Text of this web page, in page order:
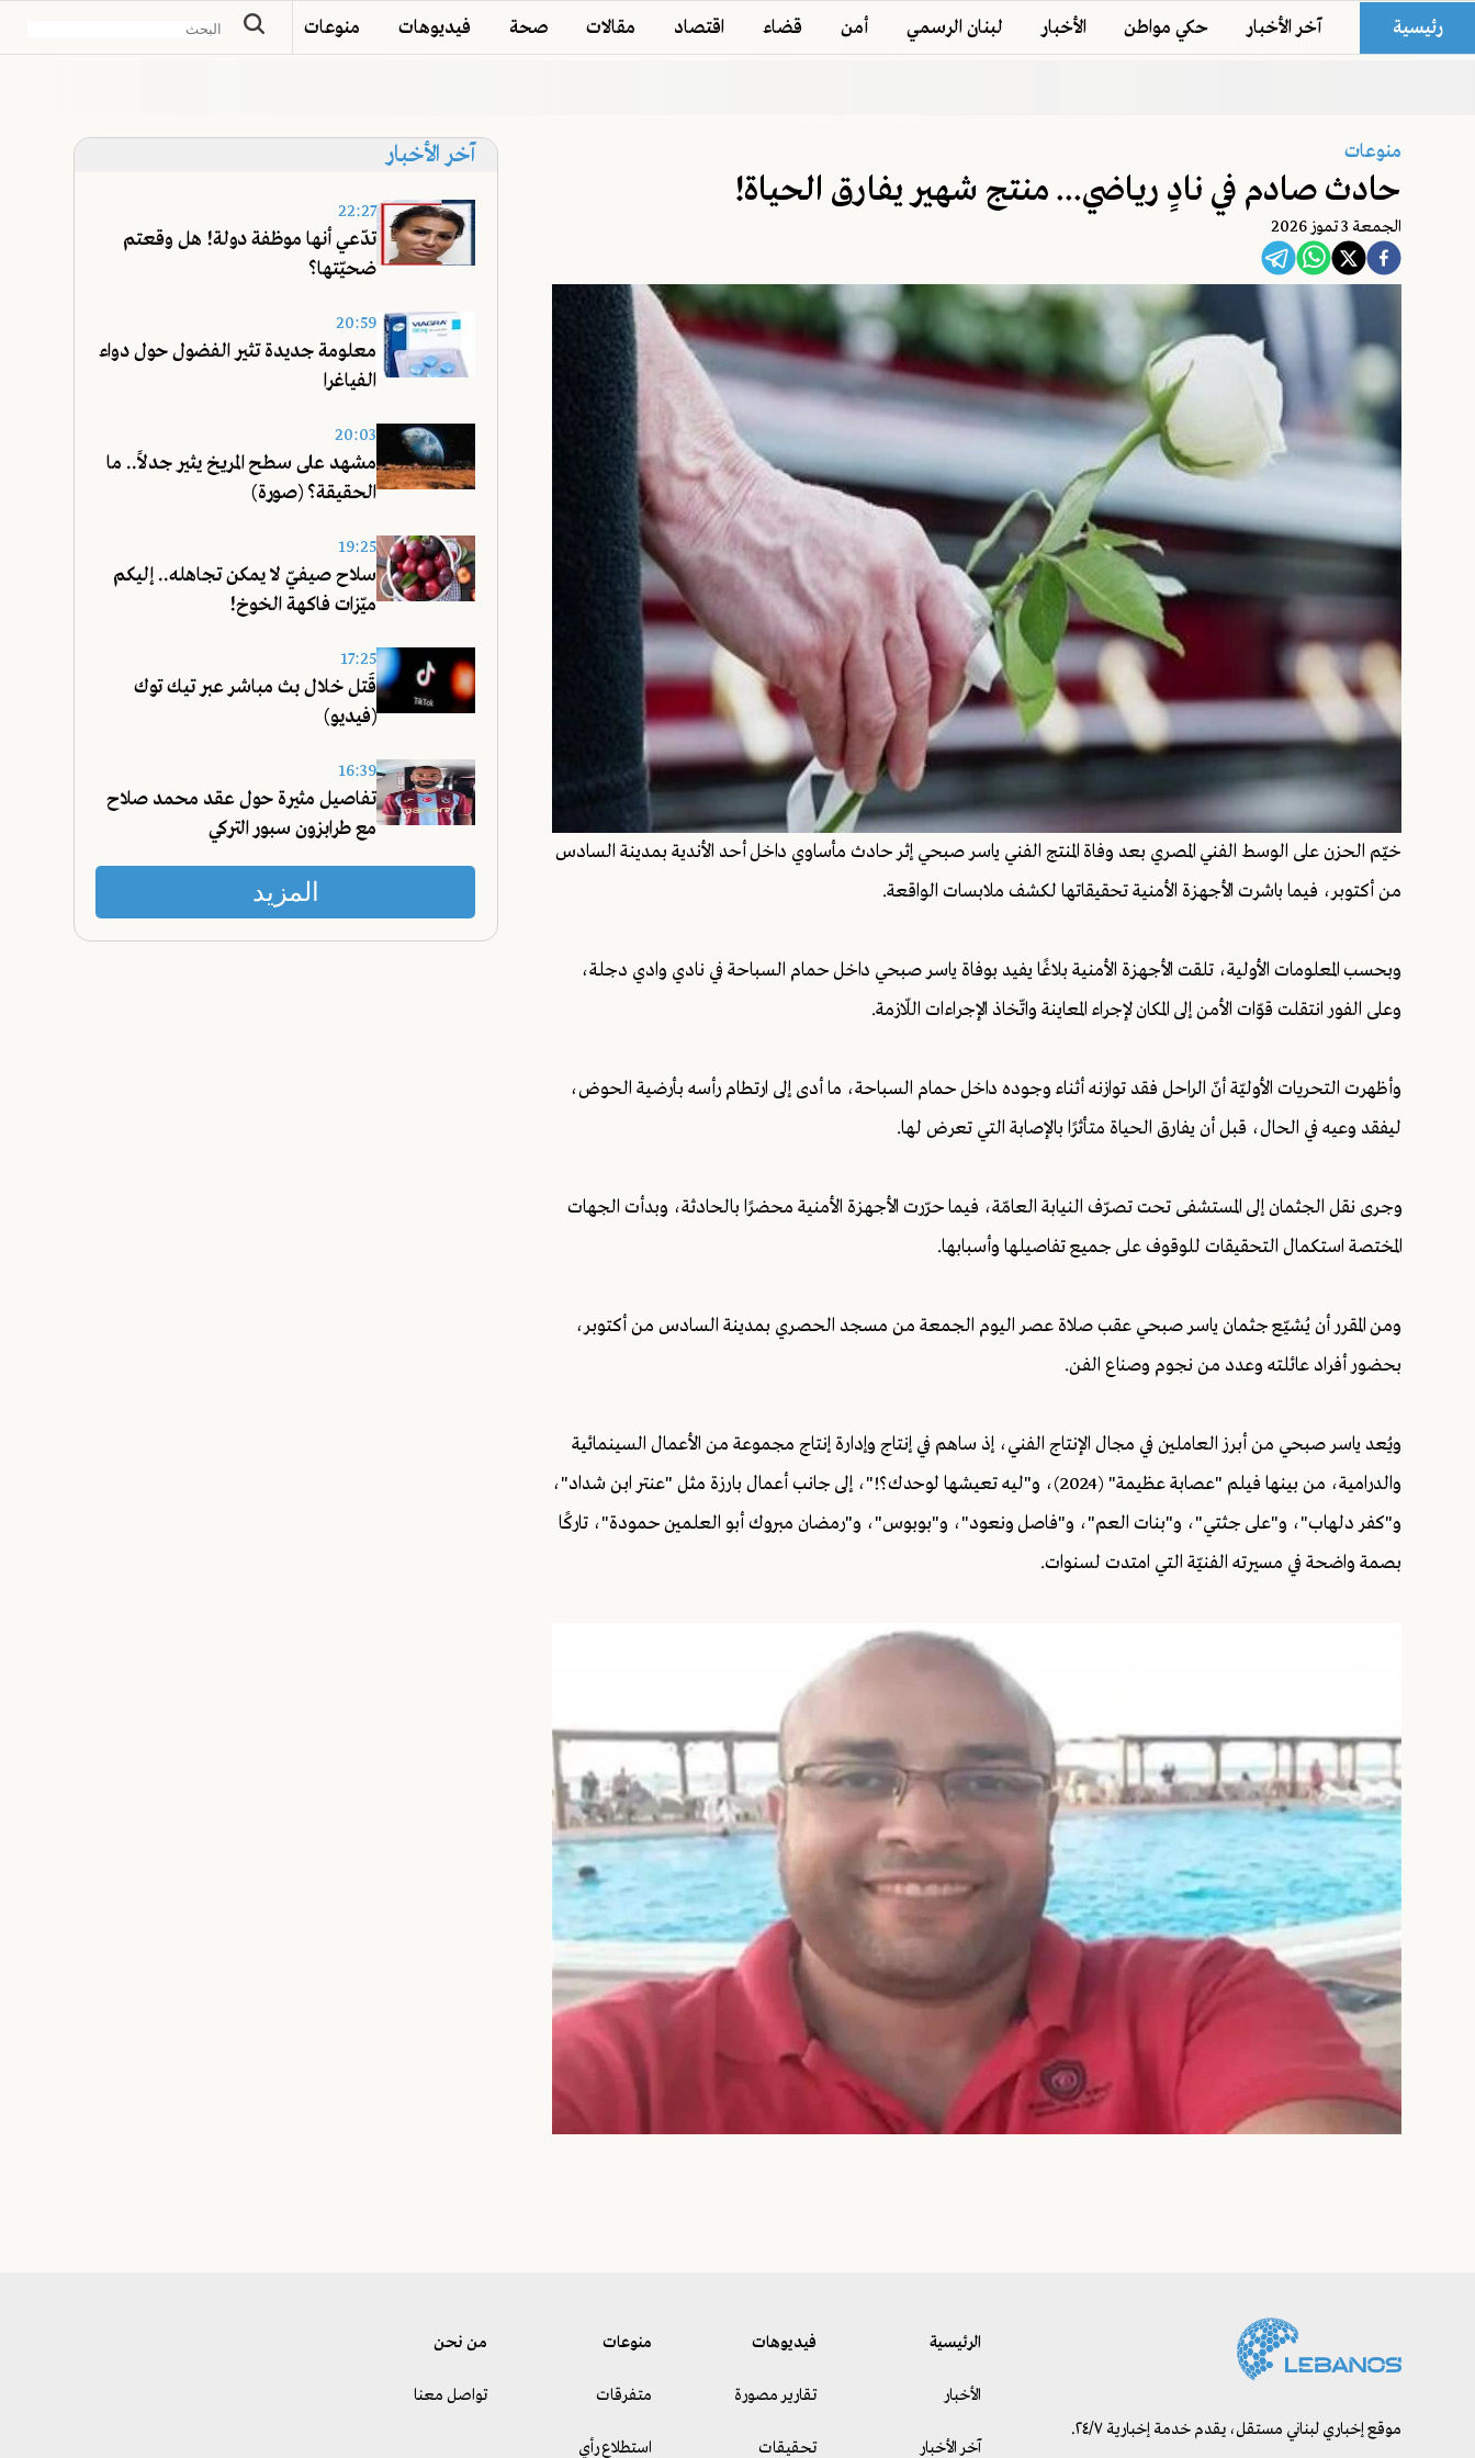
رئيسية آخر الأخبار حكي مواطن الأخبار لبنان الرسمي أمن قضاء اقتصاد مقالات صحة فيديوهات منوعات
منوعات
حادث صادم في نادٍ رياضي... منتج شهير يفارق الحياة!
الجمعة 3 تموز 2026
خيّم الحزن على الوسط الفني المصري بعد وفاة المنتج الفني ياسر صبحي إثر حادث مأساوي داخل أحد الأندية بمدينة السادس
من أكتوبر، فيما باشرت الأجهزة الأمنية تحقيقاتها لكشف ملابسات الواقعة.
وبحسب المعلومات الأولية، تلقت الأجهزة الأمنية بلاغًا يفيد بوفاة ياسر صبحي داخل حمام السباحة في نادي وادي دجلة،
وعلى الفور انتقلت قوّات الأمن إلى المكان لإجراء المعاينة واتّخاذ الإجراءات اللّازمة.
وأظهرت التحريات الأوليّة أنّ الراحل فقد توازنه أثناء وجوده داخل حمام السباحة، ما أدى إلى ارتطام رأسه بأرضية الحوض،
ليفقد وعيه في الحال، قبل أن يفارق الحياة متأثرًا بالإصابة التي تعرض لها.
وجرى نقل الجثمان إلى المستشفى تحت تصرّف النيابة العامّة، فيما حرّرت الأجهزة الأمنية محضرًا بالحادثة، وبدأت الجهات
المختصة استكمال التحقيقات للوقوف على جميع تفاصيلها وأسبابها.
ومن المقرر أن يُشيّع جثمان ياسر صبحي عقب صلاة عصر اليوم الجمعة من مسجد الحصري بمدينة السادس من أكتوبر،
بحضور أفراد عائلته وعدد من نجوم وصناع الفن.
ويُعد ياسر صبحي من أبرز العاملين في مجال الإنتاج الفني، إذ ساهم في إنتاج وإدارة إنتاج مجموعة من الأعمال السينمائية
والدرامية، من بينها فيلم "عصابة عظيمة" (2024)، و"ليه تعيشها لوحدك؟!"، إلى جانب أعمال بارزة مثل "عنتر ابن شداد"،
و"كفر دلهاب"، و"على جثتي"، و"بنات العم"، و"فاصل ونعود"، و"بوبوس"، و"رمضان مبروك أبو العلمين حمودة"، تاركًا
بصمة واضحة في مسيرته الفنيّة التي امتدت لسنوات.
آخر الأخبار
22:27
تدّعي أنها موظفة دولة! هل وقعتم
ضحيّتها؟
20:59
معلومة جديدة تثير الفضول حول دواء
الفياغرا
20:03
مشهد على سطح المريخ يثير جدلاً.. ما
الحقيقة؟ (صورة)
19:25
سلاح صيفيّ لا يمكن تجاهله.. إليكم
ميّزات فاكهة الخوخ!
17:25
قُتل خلال بث مباشر عبر تيك توك
(فيديو)
16:39
تفاصيل مثيرة حول عقد محمد صلاح
مع طرابزون سبور التركي
المزيد
موقع إخباري لبناني مستقل، يقدم خدمة إخبارية ٢٤/٧.
الرئيسية
الأخبار
آخر الأخبار
فيديوهات
تقارير مصورة
تحقيقات
منوعات
متفرقات
استطلاع رأي
من نحن
تواصل معنا